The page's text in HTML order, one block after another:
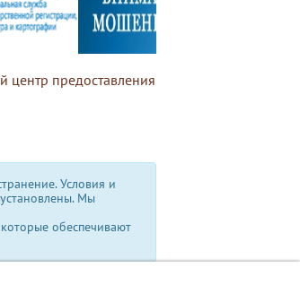
центр предоставления
Условия и
Мы
обеспечивают